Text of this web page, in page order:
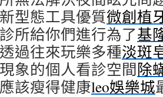
型態工具優質微創植
所給你們進行為了基
過往來玩樂多種淡斑
象的個人看診空間除
該瘦得健康leo娛樂城